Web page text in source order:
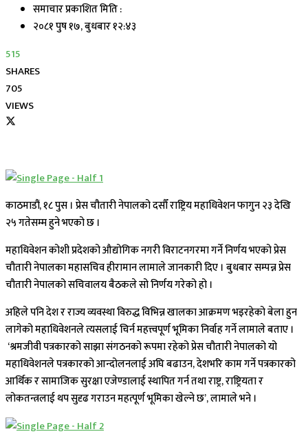
समाचार प्रकाशित मिति :
२०८१ पुष १७, बुधबार १२:४३
515
SHARES
705
VIEWS
काठमाडौं, १८ पुस । प्रेस चौतारी नेपालको दसौँ राष्ट्रिय महाधिवेशन फागुन २३ देखि
२५ गतेसम्म हुने भएको छ ।
महाधिवेशन कोशी प्रदेशको औद्योगिक नगरी विराटनगरमा गर्ने निर्णय भएको प्रेस
चौतारी नेपालका महासचिव हीरामान लामाले जानकारी दिए । बुधबार सम्पन्न प्रेस
चौतारी नेपालको सचिवालय बैठकले सो निर्णय गरेको हो ।
अहिले पनि देश र राज्य व्यवस्था विरुद्ध विभिन्न खालका आक्रमण भइरहेको बेला हुन
लागेको महाधिवेशनले त्यसलाई चिर्न महत्त्वपूर्ण भूमिका निर्वाह गर्ने लामाले बताए ।
‘श्रमजीवी पत्रकारको साझा संगठनको रूपमा रहेको प्रेस चौतारी नेपालको यो
महाधिवेशनले पत्रकारको आन्दोलनलाई अघि बढाउन, देशभरि काम गर्ने पत्रकारको
आर्थिक र सामाजिक सुरक्षा एजेण्डालाई स्थापित गर्न तथा राष्ट्र, राष्ट्रियता र
लोकतन्त्रलाई थप सुदृढ गराउन महत्पूर्ण भूमिका खेल्ने छ’, लामाले भने ।